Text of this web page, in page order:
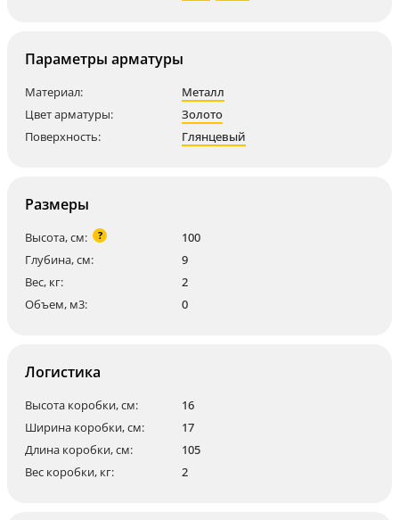
Параметры арматуры
Материал:
Металл
Цвет арматуры:
Золото
Поверхность:
Глянцевый
Размеры
Высота, см: ?
100
Глубина, см:
9
Вес, кг:
2
Объем, м3:
0
Логистика
Высота коробки, см:
16
Ширина коробки, см:
17
Длина коробки, см:
105
Вес коробки, кг:
2